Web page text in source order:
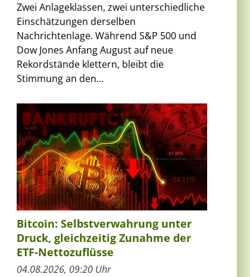
Zwei Anlageklassen, zwei unterschiedliche
Einschätzungen derselben
Nachrichtenlage. Während S&P 500 und
Dow Jones Anfang August auf neue
Rekordstände klettern, bleibt die
Stimmung an den...
Bitcoin: Selbstverwahrung unter
Druck, gleichzeitig Zunahme der
ETF-Nettozuflüsse
04.08.2026, 09:20 Uhr